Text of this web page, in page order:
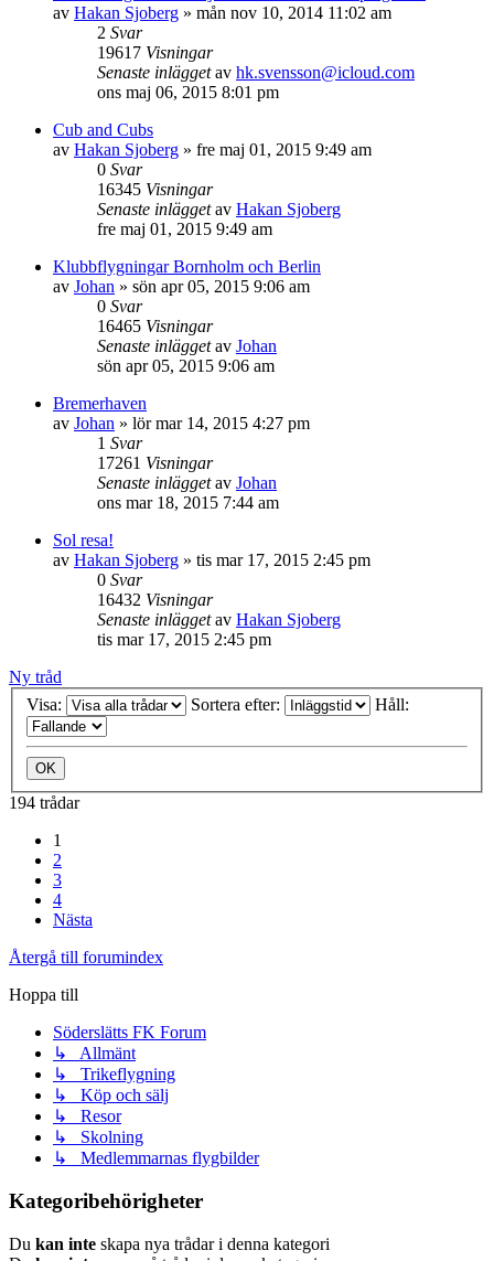
av Hakan Sjoberg » mån nov 10, 2014 11:02 am
2 Svar
19617 Visningar
Senaste inläggetav hk.svensson@icloud.com
ons maj 06, 2015 8:01 pm
Cub and Cubs
av Hakan Sjoberg » fre maj 01, 2015 9:49 am
0 Svar
16345 Visningar
Senaste inläggetav Hakan Sjoberg
fre maj 01, 2015 9:49 am
Klubbflygningar Bornholm och Berlin
av Johan » sön apr 05, 2015 9:06 am
0 Svar
16465 Visningar
Senaste inläggetav Johan
sön apr 05, 2015 9:06 am
Bremerhaven
av Johan » lör mar 14, 2015 4:27 pm
1 Svar
17261 Visningar
Senaste inläggetav Johan
ons mar 18, 2015 7:44 am
Sol resa!
av Hakan Sjoberg » tis mar 17, 2015 2:45 pm
0 Svar
16432 Visningar
Senaste inläggetav Hakan Sjoberg
tis mar 17, 2015 2:45 pm
Ny tråd
Visa:
Sortera efter: Håll:
194 trådar
1
2
3
4
Nästa
Återgå till forumindex
Hoppa till
Söderslätts FK Forum
↳ Allmänt
↳ Trikeflygning
↳ Köp och sälj
↳ Resor
↳ Skolning
↳ Medlemmarnas flygbilder
Kategoribehörigheter
Du kan inte skapa nya trådar i denna kategori